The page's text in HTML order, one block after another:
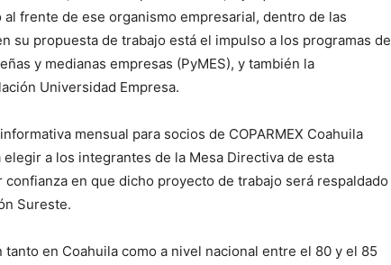
frente de ese organismo empresarial, dentro de las
su propuesta de trabajo está el impulso a los programas de
y medianas empresas (PyMES), y también la
Universidad Empresa.
mensual para socios de COPARMEX Coahuila
a los integrantes de la Mesa Directiva de esta
en que dicho proyecto de trabajo será respaldado
Sureste.
en Coahuila como a nivel nacional entre el 80 y el 85